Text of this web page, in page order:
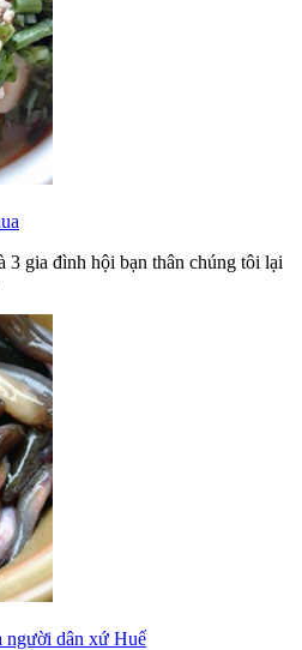
3 gia đình hội bạn thân chúng tôi lại
người dân xứ Huế